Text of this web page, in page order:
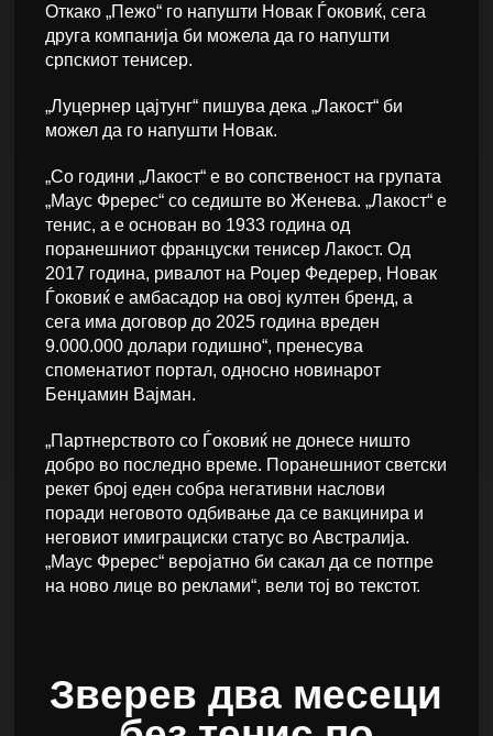
Откако „Пежо“ го напушти Новак Ѓоковиќ, сега
друга компанија би можела да го напушти
српскиот тенисер.
„Луцернер цајтунг“ пишува дека „Лакост“ би
можел да го напушти Новак.
„Со години „Лакост“ е во сопственост на групата
„Маус Фререс“ со седиште во Женева. „Лакост“ е
тенис, а е основан во 1933 година од
поранешниот француски тенисер Лакост. Од
2017 година, ривалот на Роџер Федерер, Новак
Ѓоковиќ е амбасадор на овој култен бренд, а
сега има договор до 2025 година вреден
9.000.000 долари годишно“, пренесува
споменатиот портал, односно новинарот
Бенџамин Вајман.
„Партнерството со Ѓоковиќ не донесе ништо
добро во последно време. Поранешниот светски
рекет број еден собра негативни наслови
поради неговото одбивање да се вакцинира и
неговиот имиграциски статус во Австралија.
„Маус Фререс“ веројатно би сакал да се потпре
на ново лице во реклами“, вели тој во текстот.
Зверев два месеци